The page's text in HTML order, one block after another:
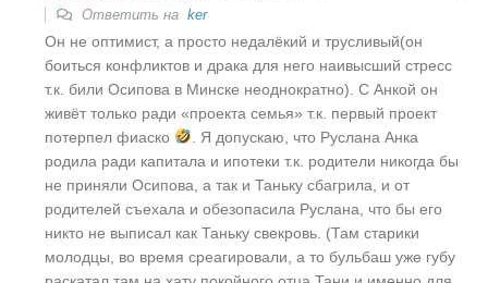
Ответить на ker
Он не оптимист, а просто недалёкий и трусливый(он
боиться конфликтов и драка для него наивысший стресс
т.к. били Осипова в Минске неоднократно). С Анкой он
живёт только ради «проекта семья» т.к. первый проект
потерпел фиаско
. Я допускаю, что Руслана Анка
родила ради капитала и ипотеки т.к. родители никогда бы
не приняли Осипова, а так и Таньку сбагрила, и от
родителей съехала и обезопасила Руслана, что бы его
никто не выписал как Таньку свекровь. (Там старики
молодцы, во время среагировали, а то бульбаш уже губу